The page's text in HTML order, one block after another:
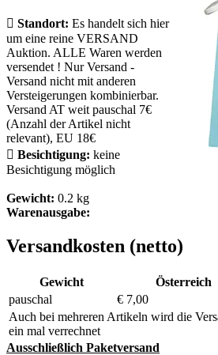
 Standort: Es handelt sich hier
um eine reine VERSAND
Auktion. ALLE Waren werden
versendet ! Nur Versand -
Versand nicht mit anderen
Versteigerungen kombinierbar.
Versand AT weit pauschal 7€
(Anzahl der Artikel nicht
relevant), EU 18€
 Besichtigung: keine
Besichtigung möglich
Gewicht: 0.2 kg
Warenausgabe:
Versandkosten (netto)
Gewicht Österreich
pauschal
€ 7,00
Auch bei mehreren Artikeln wird die
ein mal verrechnet
Ausschließlich Paketversand